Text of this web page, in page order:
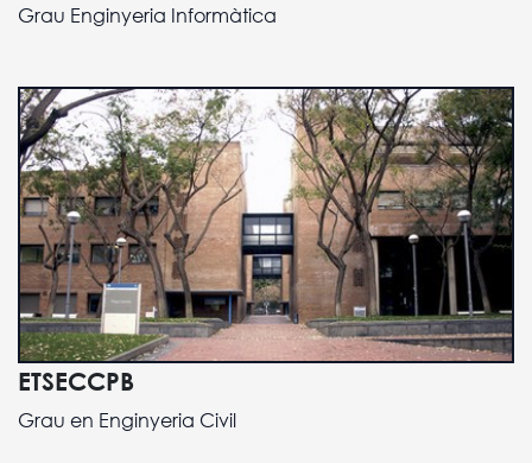
Grau Enginyeria Informàtica
ETSECCPB
Grau en Enginyeria Civil